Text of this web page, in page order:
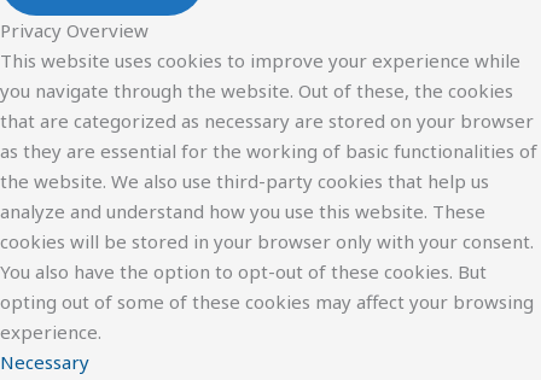
Privacy Overview
This website uses cookies to improve your experience while
you navigate through the website. Out of these, the cookies
that are categorized as necessary are stored on your browser
as they are essential for the working of basic functionalities of
the website. We also use third-party cookies that help us
analyze and understand how you use this website. These
cookies will be stored in your browser only with your consent.
You also have the option to opt-out of these cookies. But
opting out of some of these cookies may affect your browsing
experience.
Necessary